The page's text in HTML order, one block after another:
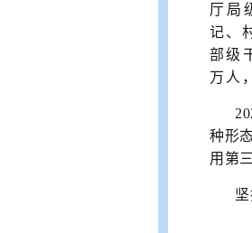
厅局
记、
部级
万人
种形
用第